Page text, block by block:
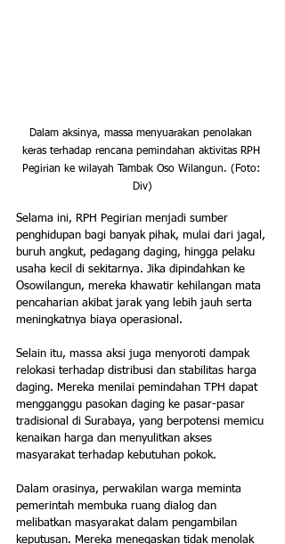
Dalam aksinya, massa menyuarakan penolakan
keras terhadap rencana pemindahan aktivitas RPH
Pegirian ke wilayah Tambak Oso Wilangun. (Foto:
Div)
Selama ini, RPH Pegirian menjadi sumber
penghidupan bagi banyak pihak, mulai dari jagal,
buruh angkut, pedagang daging, hingga pelaku
usaha kecil di sekitarnya. Jika dipindahkan ke
Osowilangun, mereka khawatir kehilangan mata
pencaharian akibat jarak yang lebih jauh serta
meningkatnya biaya operasional.
Selain itu, massa aksi juga menyoroti dampak
relokasi terhadap distribusi dan stabilitas harga
daging. Mereka menilai pemindahan TPH dapat
mengganggu pasokan daging ke pasar-pasar
tradisional di Surabaya, yang berpotensi memicu
kenaikan harga dan menyulitkan akses
masyarakat terhadap kebutuhan pokok.
Dalam orasinya, perwakilan warga meminta
pemerintah membuka ruang dialog dan
melibatkan masyarakat dalam pengambilan
keputusan. Mereka menegaskan tidak menolak